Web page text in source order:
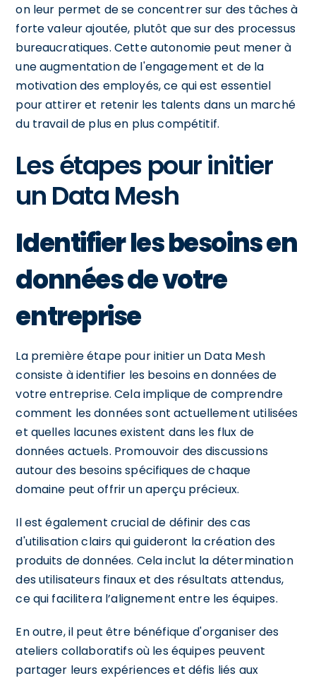
on leur permet de se concentrer sur des tâches à
forte valeur ajoutée, plutôt que sur des processus
bureaucratiques. Cette autonomie peut mener à
une augmentation de l'engagement et de la
motivation des employés, ce qui est essentiel
pour attirer et retenir les talents dans un marché
du travail de plus en plus compétitif.
Les étapes pour initier
un Data Mesh
Identifier les besoins en
données de votre
entreprise
La première étape pour initier un Data Mesh
consiste à identifier les besoins en données de
votre entreprise. Cela implique de comprendre
comment les données sont actuellement utilisées
et quelles lacunes existent dans les flux de
données actuels. Promouvoir des discussions
autour des besoins spécifiques de chaque
domaine peut offrir un aperçu précieux.
Il est également crucial de définir des cas
d'utilisation clairs qui guideront la création des
produits de données. Cela inclut la détermination
des utilisateurs finaux et des résultats attendus,
ce qui facilitera l’alignement entre les équipes.
En outre, il peut être bénéfique d'organiser des
ateliers collaboratifs où les équipes peuvent
partager leurs expériences et défis liés aux